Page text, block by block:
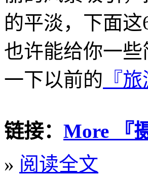
的平淡，下面
也许能给你一
一下以前的 『
链接： More 『
» 阅读全文